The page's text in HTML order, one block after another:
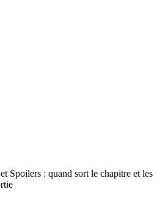
Spoilers : quand sort le chapitre et les